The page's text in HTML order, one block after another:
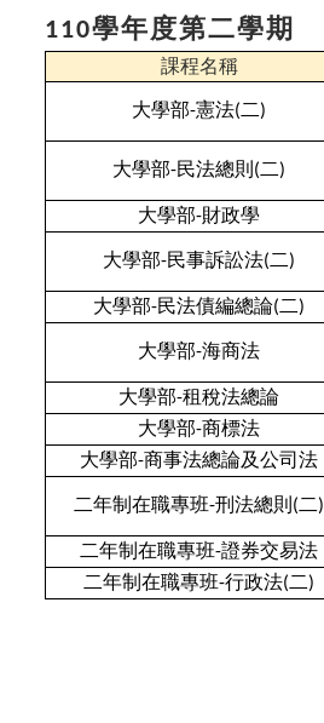
110學年度第二學期
課程名稱
大學部-憲法(二)
大學部-民法總則 (二)
大學部-財政學
大學部-民事訴訟法(二)
大學部-民法債編總論(二)
大學部-海商法
大學部-租稅法總論
大學部-商標法
大學部-商事法總論及公司法
二年制在職專班-刑法總則 (二)
二年制在職專班-證券交易法
二年制在職專班-行政法(二)